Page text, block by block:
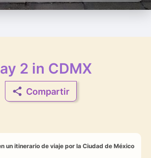
2 in CDMX
Compartir
un itinerario de viaje por la Ciudad de México